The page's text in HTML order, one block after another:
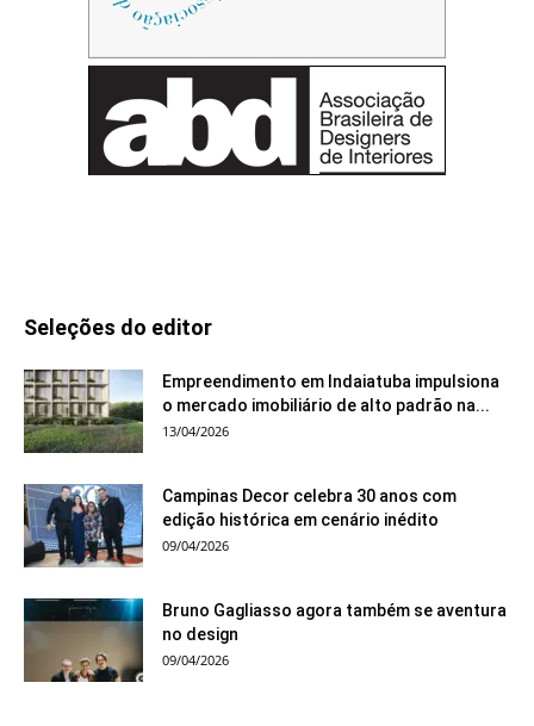
Seleções do editor
Empreendimento em Indaiatuba impulsiona
o mercado imobiliário de alto padrão na...
13/04/2026
Campinas Decor celebra 30 anos com
edição histórica em cenário inédito
09/04/2026
Bruno Gagliasso agora também se aventura
no design
09/04/2026